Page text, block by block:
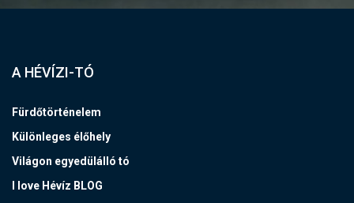
A HÉVÍZI-TÓ
Fürdőtörténelem
Különleges élőhely
Világon egyedülálló tó
I love Hévíz BLOG